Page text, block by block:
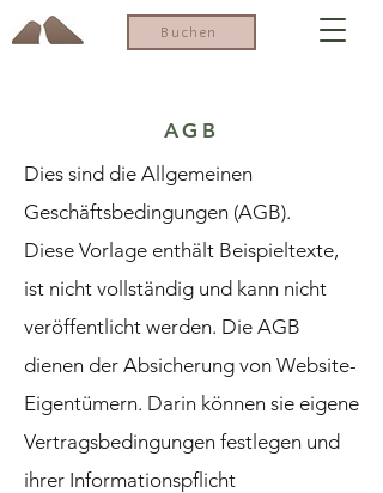
Buchen
AGB
Dies sind die Allgemeinen
Geschäftsbedingungen (AGB).
Diese Vorlage enthält Beispieltexte,
ist nicht vollständig und kann nicht
veröffentlicht werden. Die AGB
dienen der Absicherung von Website-
Eigentümern. Darin können sie eigene
Vertragsbedingungen festlegen und
ihrer Informationspflicht